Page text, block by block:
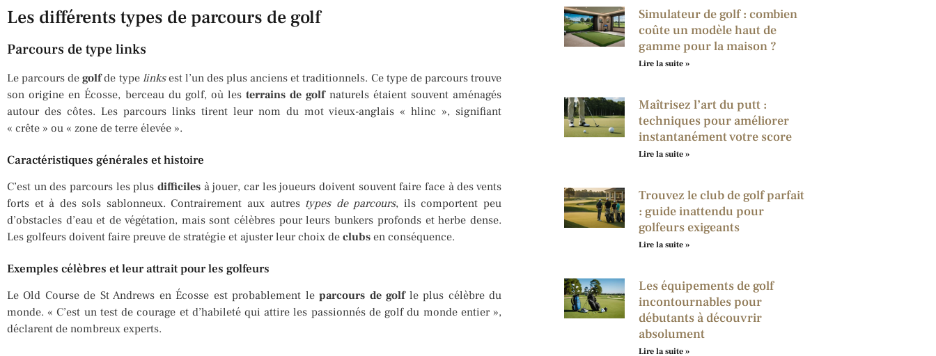
Les différents types de parcours de golf
Parcours de type links
Le parcours degolfde type linksest l’un des plus anciens et traditionnels. Ce type de parcours trouve
son origine en Écosse, berceau du golf, où lesterrains de golfnaturels étaient souvent aménagés
autour des côtes. Les parcours links tirent leur nom du mot vieux-anglais « hlinc », signifiant
« crête » ou « zone de terre élevée ».
Caractéristiques générales et histoire
C’est un des parcours les plus difficiles à jouer, car les joueurs doivent souvent faire face à des vents
forts et à des sols sablonneux. Contrairement aux autres types de parcours, ils comportent peu
d’obstacles d’eau et de végétation, mais sont célèbres pour leurs bunkers profonds et herbe dense.
Les golfeurs doivent faire preuve de stratégie et ajuster leur choix de clubs en conséquence.
Exemples célèbres et leur attrait pour les golfeurs
Le Old Course de St Andrews en Écosse est probablement leparcours de golfle plus célèbre du
monde. « C’est un test de courage et d’habileté qui attire les passionnés de golf du monde entier »,
déclarent de nombreux experts.
Simulateur de golf : combien
coûte un modèle haut de
gamme pour la maison ?
Lire la suite »
Maîtrisez l’art du putt :
techniques pour améliorer
instantanément votre score
Lire la suite »
Trouvez le club de golf parfait
: guide inattendu pour
golfeurs exigeants
Lire la suite »
Les équipements de golf
incontournables pour
débutants à découvrir
absolument
Lire la suite »